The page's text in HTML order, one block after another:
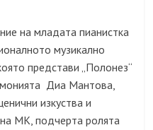
на младата пианистка
музикално
представи „Полонез“
Диа Мантова,
изкуства и
МК, подчерта ролята